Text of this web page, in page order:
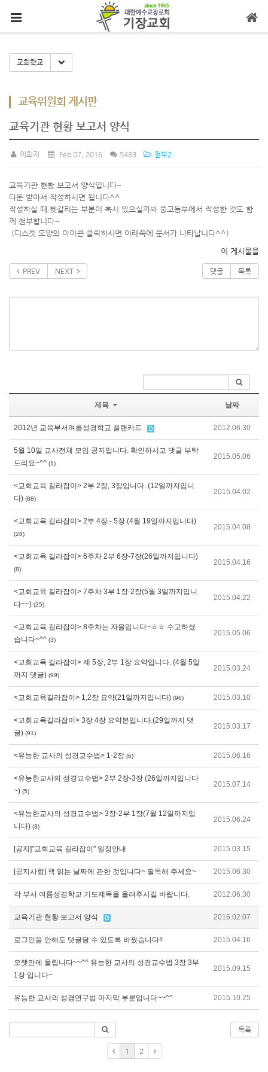
교회학교 Toggle Dropdown
교육위원회 게시판
교육기관 현황 보고서 양식
이희지 Feb 07, 2016 5483 첨부2
교육기관 현황 보고서 양식입니다~
다운 받아서 작성하시면 됩니다^^
작성하실 때 헷갈리는 부분이 혹시 있으실까봐 중고등부에서 작성한 것도 함
께 첨부합니다~
(디스켓 모양의 아이콘 클릭하시면 아래쪽에 문서가 나타납니다^^)
이 게시물을
PREV NEXT 댓글 목록
제목 날짜
2012년 교육부서여름성경학교 플랜카드 2012.06.30
5월 10일 교사전체 모임 공지입니다. 확인하시고 댓글 부탁
드리요~^^ (1)
2015.05.06
<교회교육 길라잡이> 2부 2장, 3장입니다. (12일까지입니
다) (88)
2015.04.02
<교회교육 길라잡이> 2부 4장 - 5장 (4월 19일까지입니다)
(28)
2015.04.08
<교회교육 길라잡이> 6주차 2부 6장-7장(26일까지입니다)
(8)
2015.04.16
<교회교육 길라잡이> 7주차 3부 1장-2장(5월 3일까지입니
다~~) (25)
2015.04.22
<교회교육 길라잡이> 8주차는 자율입니다~ㅎㅎ 수고하셨
습니다~^^ (3)
2015.05.06
<교회교육 길라잡이> 제 5장, 2부 1장 요약입니다. (4월 5일
까지 댓글) (99)
2015.03.24
<교회교육길라잡이> 1,2장 요약(21일까지입니다) (96) 2015.03.10
<교회교육길라잡이> 3장 4장 요약본입니다.(29일까지 댓
글) (91)
2015.03.17
<유능한 교사의 성경교수법> 1-2장 (6) 2015.06.16
<유능한교사의 성경교수법> 2부 2장-3장 (26일까지입니다
~) (5)
2015.07.14
<유능한교사의 성경교수법> 3장-2부 1장(7월 12일까지입
니다) (3)
2015.06.24
[공지]"교회교육 길라잡이" 일정안내 2015.03.15
[공지사항] 책 읽는 날짜에 관한 것입니다~ 필독해 주세요~ 2015.06.30
각 부서 여름성경학교 기도제목을 올려주시길 바랍니다. 2012.06.30
교육기관 현황 보고서 양식 2016.02.07
로그인을 안해도 댓글달 수 있도록 바꿨습니다!! 2015.04.16
오랫만에 올립니다~~^^ 유능한 교사의 성경교수법 3장 3부
1장 입니다~
2015.09.15
유능한 교사의 성경연구법 마지막 부분입니다~~^^ 2015.10.25
목록
1 2